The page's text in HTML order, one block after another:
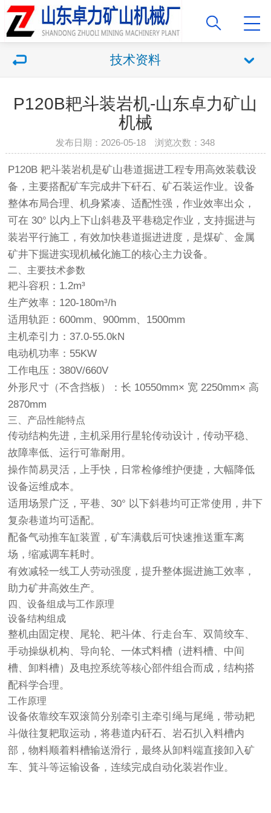
技术资料
P120B耙斗装岩机-山东卓力矿山
机械
发布日期：2026-05-18 浏览次数：348
P120B 耙斗装岩机是矿山巷道掘进工程专用高效装载设
备，主要搭配矿车完成井下矸石、矿石装运作业。设备
整体布局合理、机身紧凑、适配性强，作业效率出众，
可在 30° 以内上下山斜巷及平巷稳定作业，支持掘进与
装岩平行施工，有效加快巷道掘进进度，是煤矿、金属
矿井下掘进实现机械化施工的核心主力设备。
二、主要技术参数
耙斗容积：1.2m³
生产效率：120-180m³/h
适用轨距：600mm、900mm、1500mm
主机牵引力：37.0-55.0kN
电动机功率：55KW
工作电压：380V/660V
外形尺寸（不含挡板）：长 10550mm× 宽 2250mm× 高
2870mm
三、产品性能特点
传动结构先进，主机采用行星轮传动设计，传动平稳、
故障率低、运行可靠耐用。
操作简易灵活，上手快，日常检修维护便捷，大幅降低
设备运维成本。
适用场景广泛，平巷、30° 以下斜巷均可正常使用，井下
复杂巷道均可适配。
配备气动推车缸装置，矿车满载后可快速推送重车离
场，缩减调车耗时。
有效减轻一线工人劳动强度，提升整体掘进施工效率，
助力矿井高效生产。
四、设备组成与工作原理
设备结构组成
整机由固定楔、尾轮、耙斗体、行走台车、双筒绞车、
手动操纵机构、导向轮、一体式料槽（进料槽、中间
槽、卸料槽）及电控系统等核心部件组合而成，结构搭
配科学合理。
工作原理
设备依靠绞车双滚筒分别牵引主牵引绳与尾绳，带动耙
斗做往复耙取运动，将巷道内矸石、岩石扒入料槽内
部，物料顺着料槽输送滑行，最终从卸料端直接卸入矿
车、箕斗等运输设备，连续完成自动化装岩作业。